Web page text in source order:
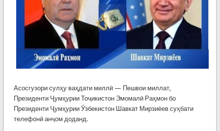
Асосгузори сулҳу ваҳдати миллӣ — Пешвои миллат,
Президенти Ҷумҳурии Тоҷикистон Эмомалӣ Раҳмон бо
Президенти Ҷумҳурии Ӯзбекистон Шавкат Мирзиёев суҳбати
телефонӣ анҷом доданд.